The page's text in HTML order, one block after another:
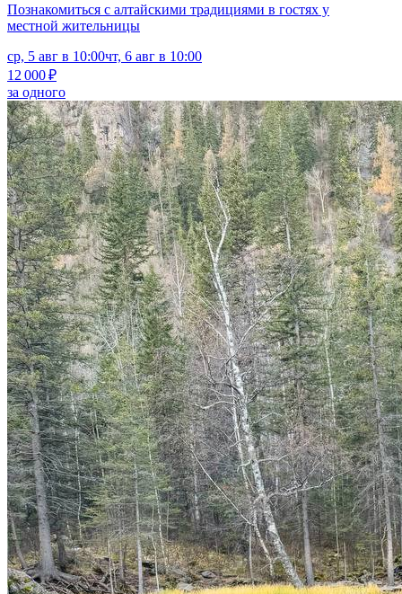
Познакомиться с алтайскими традициями в гостях у
местной жительницы
ср, 5 авг в 10:00чт, 6 авг в 10:00
12 000 ₽
за одного